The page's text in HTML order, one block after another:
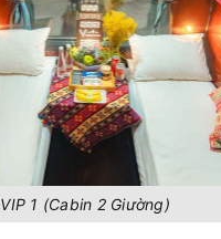
VIP 1 (Cabin 2 Giường)